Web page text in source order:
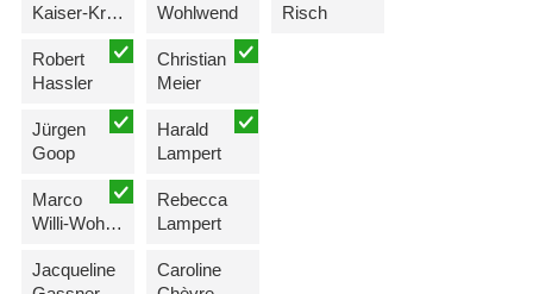
Kaiser-Kreuzer
Robert
Hassler
Jürgen
Goop
Marco
Willi-Wohlwend
Jacqueline
Wohlwend
Christian
Meier
Harald
Lampert
Rebecca
Lampert
Caroline
Risch